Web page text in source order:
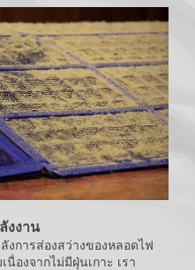
งงาน
ารส่องสว่างของหลอดไฟ
นื่องจากไม่มีฝุ่นเกาะ เรา